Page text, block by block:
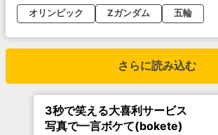
オリンピック
Zガンダム 五輪
さらに読み込む
3秒で笑える大喜利サービス
写真で一言ボケて(bokete)